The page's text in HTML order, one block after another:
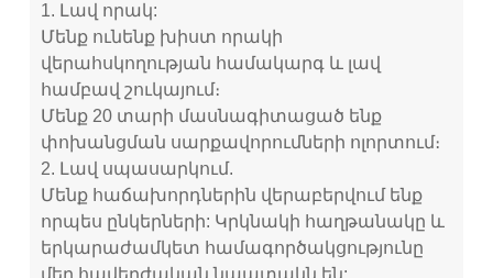
1. Լավ որակ:
Մենք ունենք խիստ որակի
վերահսկողության համակարգ և լավ
համբավ շուկայում։
Մենք 20 տարի մասնագիտացած ենք
փոխանցման սարքավորումների ոլորտում։
2. Լավ սպասարկում.
Մենք հաճախորդներին վերաբերվում ենք
որպես ընկերների: Կրկնակի հաղթանակը և
երկարաժամկետ համագործակցությունը